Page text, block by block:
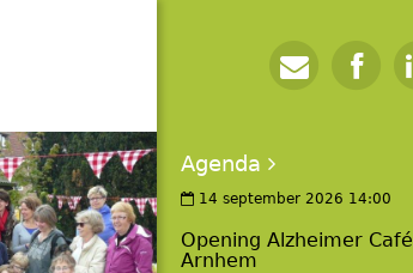
Agenda
14 september 2026 14:00
Opening Alzheimer Café
Arnhem